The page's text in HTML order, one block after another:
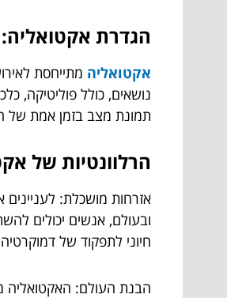
הגדרת אקטואליה:
אקטואליה מתייחסת
נושאים, כולל פוליטיקה,
תמונת מצב בזמן אמת של
הרלוונטיות של
אזרחות מושכלת:
ובעולם, אנשים יכולים
חיוני לתפקוד של
הבנת העולם: האקטואליה